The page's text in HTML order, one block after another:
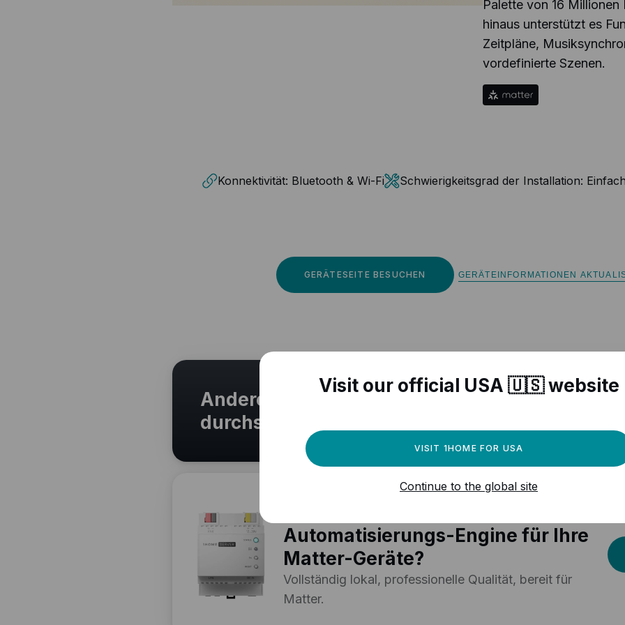
Palette von 16
hinaus unterstützt es
Zeitpläne,
vordefinierte Szenen.
Konnektivität: Bluetooth & Wi-Fi Schwierigkeitsgrad der Installation:
GERÄTESEITE BESUCHEN GERÄTEINFORMATIONEN
Andere Matter-kompatible Geräte
durchsuchen
Automatisierungs-Engine für Ihre
Matter-Geräte?
Vollständig lokal, professionelle Qualität, bereit für
Matter.
Visit our official USA 🇺🇸 website
VISIT 1HOME FOR USA
Continue to the global site